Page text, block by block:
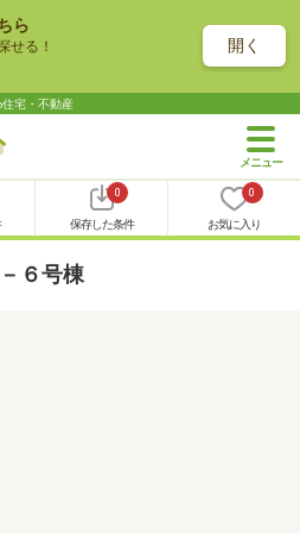
ら
せる！ 開く
住宅・不動産
0
保存した条件
0
お気に入り
６号棟